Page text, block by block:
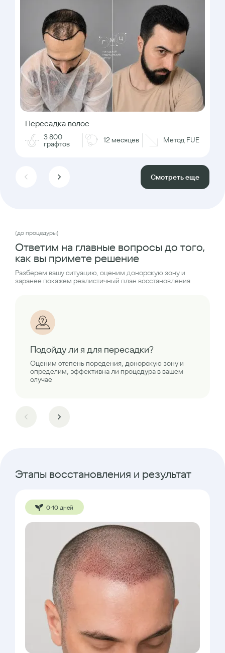
Пересадка волос
3 800
графтов 12 месяцев Метод FUE
Смотреть еще
(до процедуры)
Ответим на главные вопросы до того,
как вы примете решение
Разберем вашу ситуацию, оценим донорскую зону и
заранее покажем реалистичный план восстановления
Подойду ли я для пересадки?
Оценим степень поредения, донорскую зону и
определим, эффективна ли процедура в вашем
случае
Этапы восстановления и результат
0-10 дней